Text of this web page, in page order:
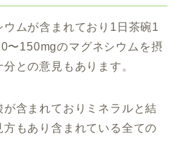
ムが含まれており1日茶碗1
〜150mgのマグネシウムを摂
との意見もあります。
含まれておりミネラルと結
もあり含まれている全ての